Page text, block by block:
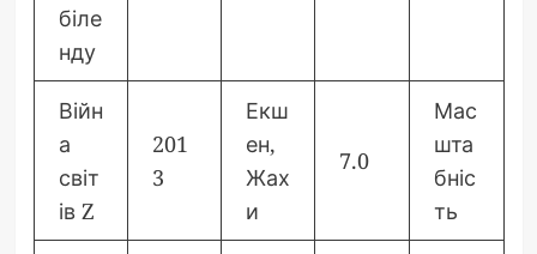
біле
нду
Війн
а
світ
ів Z
201
3
Екш
ен,
Жах
и
7.0
Мас
шта
бніс
ть